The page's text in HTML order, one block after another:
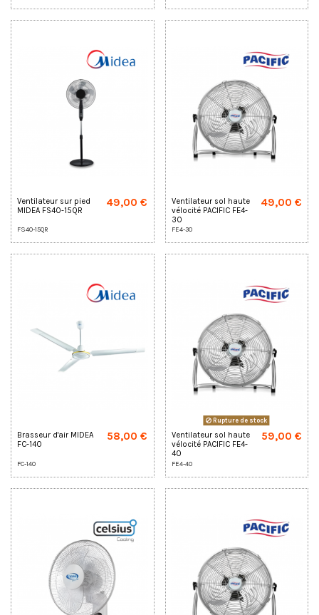
Ventilateur sur pied
MIDEA FS40-15QR
FS40-15QR
49,00 €
Ventilateur sol haute
vélocité PACIFIC FE4-
30
FE4-30
49,00 €
Brasseur d'air MIDEA
FC-140
FC-140
58,00 €
Rupture de stock
Ventilateur sol haute
vélocité PACIFIC FE4-
40
FE4-40
59,00 €